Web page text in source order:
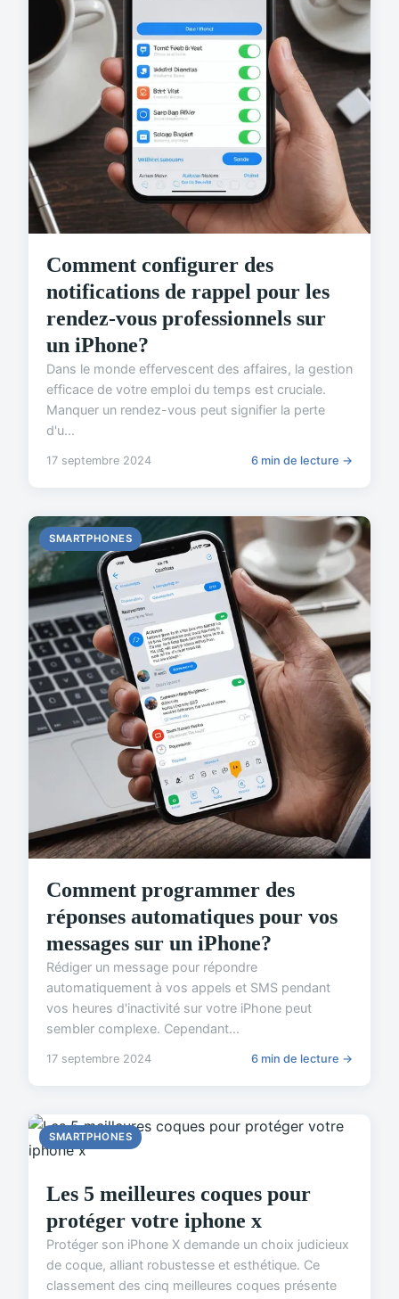
Comment configurer des
notifications de rappel pour les
rendez-vous professionnels sur
un iPhone?
Dans le monde effervescent des affaires, la gestion
efficace de votre emploi du temps est cruciale.
Manquer un rendez-vous peut signifier la perte
d'u...
17 septembre 2024 6 min de lecture →
SMARTPHONES
Comment programmer des
réponses automatiques pour vos
messages sur un iPhone?
Rédiger un message pour répondre
automatiquement à vos appels et SMS pendant
vos heures d'inactivité sur votre iPhone peut
sembler complexe. Cependant...
17 septembre 2024 6 min de lecture →
SMARTPHONES
Les 5 meilleures coques pour
protéger votre iphone x
Protéger son iPhone X demande un choix judicieux
de coque, alliant robustesse et esthétique. Ce
classement des cinq meilleures coques présente